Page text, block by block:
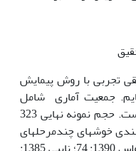
تجربی با روش پیمایش
جمعیت آماری شامل
تمامی جوانان 17 تا 30 شهر سنندج است. حجم نمونه نهایی 323
خوشه­ای چندمرحله­ای